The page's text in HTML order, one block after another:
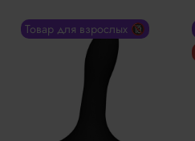
Товар для взрослых 🔞